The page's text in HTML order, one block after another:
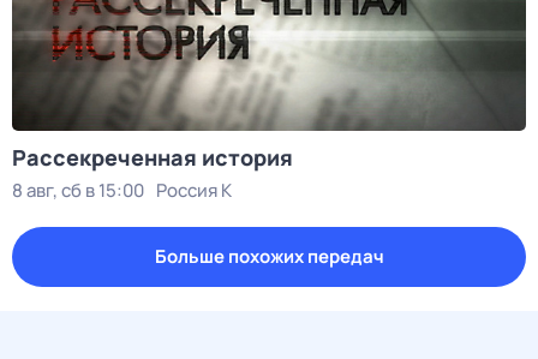
Рассекреченная история
8 авг, сб в 15:00 Россия К
Больше похожих передач